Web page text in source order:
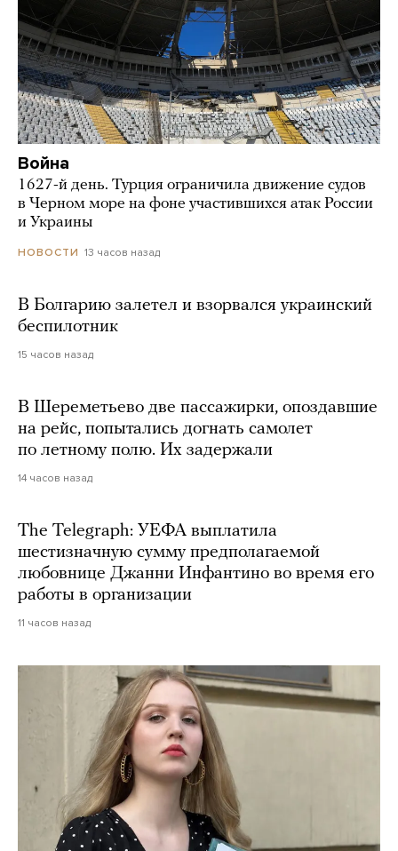
Война
1627-й день. Турция ограничила движение судов
в Черном море на фоне участившихся атак России
и Украины
НОВОСТИ 13 часов назад
В Болгарию залетел и взорвался украинский
беспилотник
15 часов назад
В Шереметьево две пассажирки, опоздавшие
на рейс, попытались догнать самолет
по летному полю. Их задержали
14 часов назад
The Telegraph: УЕФА выплатила
шестизначную сумму предполагаемой
любовнице Джанни Инфантино во время его
работы в организации
11 часов назад